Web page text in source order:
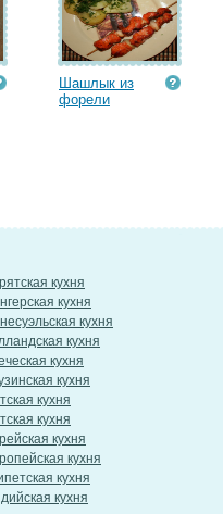
Шашлык из
форели
кухня
кухня
кухня
кухня
кухня
кухня
кухня
кухня
кухня
кухня
кухня
кухня